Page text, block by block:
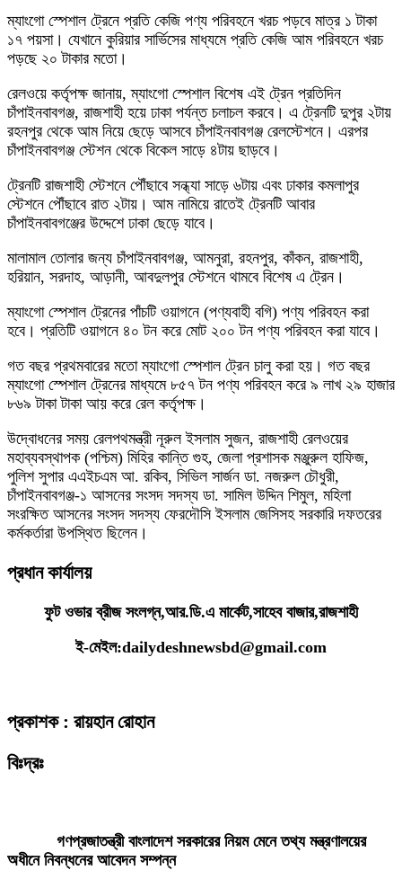
ম্যাংগো স্পেশাল ট্রেনে প্রতি কেজি পণ্য পরিবহনে খরচ পড়বে মাত্র ১ টাকা
১৭ পয়সা। যেখানে কুরিয়ার সার্ভিসের মাধ্যমে প্রতি কেজি আম পরিবহনে খরচ
পড়ছে ২০ টাকার মতো।
রেলওয়ে কর্তৃপক্ষ জানায়, ম্যাংগো স্পেশাল বিশেষ এই ট্রেন প্রতিদিন
চাঁপাইনবাবগঞ্জ, রাজশাহী হয়ে ঢাকা পর্যন্ত চলাচল করবে। এ ট্রেনটি দুপুর ২টায়
রহনপুর থেকে আম নিয়ে ছেড়ে আসবে চাঁপাইনবাবগঞ্জ রেলস্টেশনে। এরপর
চাঁপাইনবাবগঞ্জ স্টেশন থেকে বিকেল সাড়ে ৪টায় ছাড়বে।
ট্রেনটি রাজশাহী স্টেশনে পৌঁছাবে সন্ধ্যা সাড়ে ৬টায় এবং ঢাকার কমলাপুর
স্টেশনে পৌঁছাবে রাত ২টায়। আম নামিয়ে রাতেই ট্রেনটি আবার
চাঁপাইনবাবগঞ্জের উদ্দেশে ঢাকা ছেড়ে যাবে।
মালামাল তোলার জন্য চাঁপাইনবাবগঞ্জ, আমনুরা, রহনপুর, কাঁকন, রাজশাহী,
হরিয়ান, সরদাহ, আড়ানী, আবদুলপুর স্টেশনে থামবে বিশেষ এ ট্রেন।
ম্যাংগো স্পেশাল ট্রেনের পাঁচটি ওয়াগনে (পণ্যবাহী বগি) পণ্য পরিবহন করা
হবে। প্রতিটি ওয়াগনে ৪০ টন করে মোট ২০০ টন পণ্য পরিবহন করা যাবে।
গত বছর প্রথমবারের মতো ম্যাংগো স্পেশাল ট্রেন চালু করা হয়। গত বছর
ম্যাংগো স্পেশাল ট্রেনের মাধ্যমে ৮৫৭ টন পণ্য পরিবহন করে ৯ লাখ ২৯ হাজার
৮৬৯ টাকা টাকা আয় করে রেল কর্তৃপক্ষ।
উদ্বোধনের সময় রেলপথমন্ত্রী নূরুল ইসলাম সুজন, রাজশাহী রেলওয়ের
মহাব্যবস্থাপক (পশ্চিম) মিহির কান্তি গুহ, জেলা প্রশাসক মঞ্জুরুল হাফিজ,
পুলিশ সুপার এএইচএম আ. রকিব, সিভিল সার্জন ডা. নজরুল চৌধুরী,
চাঁপাইনবাবগঞ্জ-১ আসনের সংসদ সদস্য ডা. সামিল উদ্দিন শিমুল, মহিলা
সংরক্ষিত আসনের সংসদ সদস্য ফেরদৌসি ইসলাম জেসিসহ সরকারি দফতরের
কর্মকর্তারা উপস্থিত ছিলেন।
প্রধান কার্যালয়
ফুট ওভার ব্রীজ সংলগ্ন,আর.ডি.এ মার্কেট,সাহেব বাজার,রাজশাহী
ই-মেইল:dailydeshnewsbd@gmail.com
প্রকাশক : রায়হান রোহান
বিঃদ্রঃ
গণপ্রজাতন্ত্রী বাংলাদেশ সরকারের নিয়ম মেনে তথ্য মন্ত্রণালয়ের
অধীনে নিবন্ধনের আবেদন সম্পন্ন